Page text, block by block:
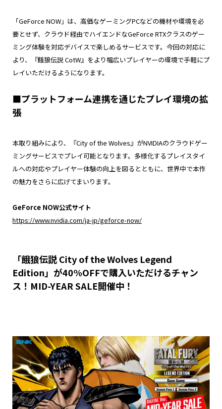
「GeForce NOW」は、高価なゲーミングPCなどの機材や環境を必
要とせず、クラウド経由でハイエンドなGeForce RTXクラスのゲー
ミング体験を対応デバイスで楽しめるサービスです。今回の対応に
より、『餓狼伝説 CotW』をより幅広いプレイヤーの環境で手軽にプ
レイいただけるようになります。
■プラットフォーム連携を通じたプレイ環境の拡
張
本取り組みにより、『City of the Wolves』がNVIDIAのクラウドゲー
ミングサービスでプレイ可能となります。多様化するプレイスタイ
ルへの対応やプレイヤー体験の向上を図るとともに、世界中で本作
の魅力をさらに広げてまいります。
GeForce NOW公式サイト
https://www.nvidia.com/ja-jp/geforce-now/
「餓狼伝説 City of the Wolves Legend
Edition」が40%OFFで購入いただけるチャン
ス！MID-YEAR SALE開催中！